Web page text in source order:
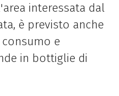
interessata dal
è previsto anche
e
in bottiglie di